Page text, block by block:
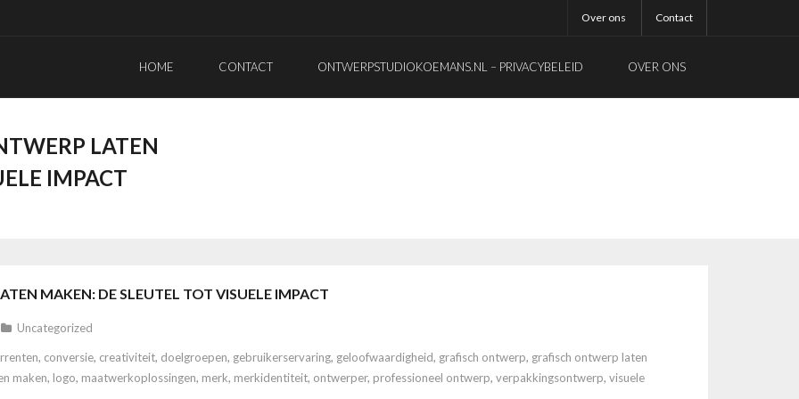
Over ons Contact
HOME CONTACT ONTWERPSTUDIOKOEMANS.NL – PRIVACYBELEID OVER ONS
LATEN
IMPACT
MAKEN: DE SLEUTEL TOT VISUELE IMPACT
Uncategorized
, conversie, creativiteit, doelgroepen, gebruikerservaring, geloofwaardigheid, grafisch ontwerp, grafisch ontwerp laten
maken, logo, maatwerkoplossingen, merk, merkidentiteit, ontwerper, professioneel ontwerp, verpakkingsontwerp, visuele